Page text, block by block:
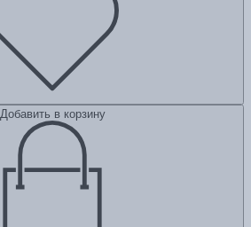
Добавить в корзину